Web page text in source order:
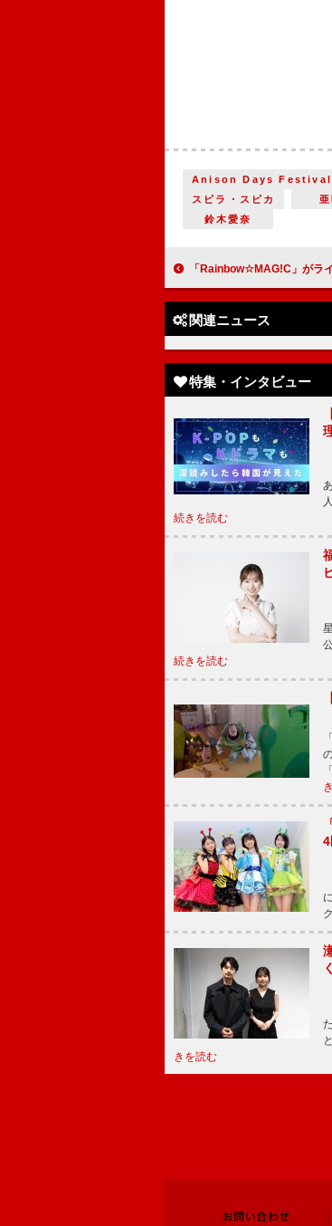
Anison Days Festival
スピラ・スピカ
鈴木愛奈
「Rainbow☆MAG!C」がライブで新曲「Pleasure!」
関連ニュース
特集・インタビュー
続きを読む
続きを読む
きを読む